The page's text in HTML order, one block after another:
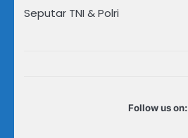
Seputar TNI & Polri
Follow us on: